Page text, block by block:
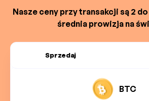
Nasze ceny przy transakcji są 2
średnia prowizja na
Sprzedaj
BTC